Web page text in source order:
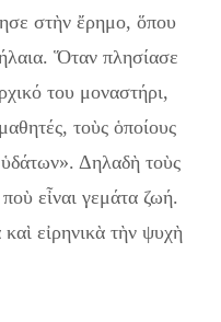
στὴν ἔρημο, ὅπου
Ὅταν πλησίασε
του μοναστήρι,
τοὺς ὁποίους
ὑδάτων». Δηλαδὴ τοὺς
εἶναι γεμάτα ζωή.
εἰρηνικὰ τὴν ψυχὴ